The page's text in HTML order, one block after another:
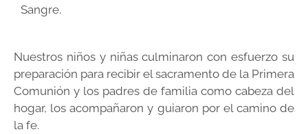
Sangre.
Nuestros niños y niñas culminaron con esfuerzo su
preparación para recibir el sacramento de la Primera
Comunión y los padres de familia como cabeza del
hogar, los acompañaron y guiaron por el camino de
la fe.